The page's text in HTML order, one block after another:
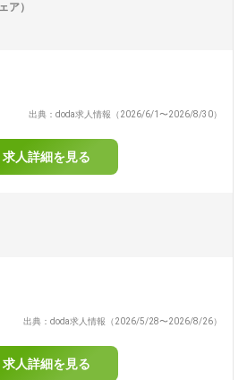
ア）
出典：doda求人情報（2026/6/1〜2026/8/30）
求人詳細を見る
出典：doda求人情報（2026/5/28〜2026/8/26）
求人詳細を見る